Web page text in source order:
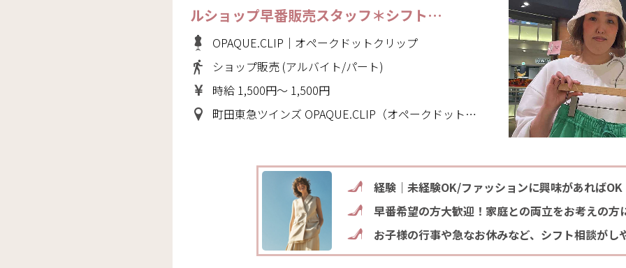
ルショップ早番販売スタッフ＊シフト…
OPAQUE.CLIP｜オペークドットクリップ
ショップ販売 (アルバイト/パート)
時給 1,500円～ 1,500円
町田東急ツインズ OPAQUE.CLIP（オペークドットクリップ）(東京都 町田市)
経験｜未経験OK/ファッションに興味があればOK
早番希望の方大歓迎！家庭との両立をお考えの
お子様の行事や急なお休みなど、シフト相談がし